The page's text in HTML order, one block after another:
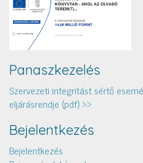
Panaszkezelés
Szervezeti integritást sértő
eljárásrendje (pdf) >>
Bejelentkezés
Bejelentkezés